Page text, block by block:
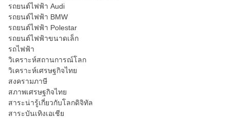
รถยนต์ไฟฟ้า Audi
รถยนต์ไฟฟ้า BMW
รถยนต์ไฟฟ้า Polestar
รถยนต์ไฟฟ้าขนาดเล็ก
รถไฟฟ้า
วิเคราะห์สถานการณ์โลก
วิเคราะห์เศรษฐกิจไทย
สงครามภาษี
สภาพเศรษฐกิจไทย
สาระน่ารู้เกี่ยวกับโลกดิจิทัล
สาระบันเทิงเอเชีย